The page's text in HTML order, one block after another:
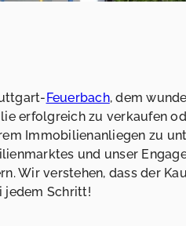
Feuerbach, dem
erfolgreich zu verkaufen
Immobilienanliegen zu
und unser
Wir verstehen, dass der
jedem Schritt!